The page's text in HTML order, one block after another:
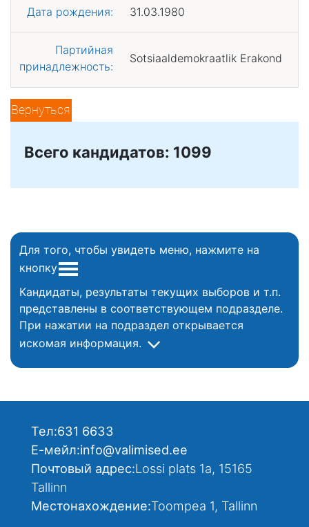
Дата рождения: 31.03.1980
Партийная
принадлежность:
Sotsiaaldemokraatlik Erakond
Вернуться
Всего кандидатов: 1099
Для того, чтобы увидеть меню, нажмите на
кнопку
Кандидаты, результаты текущих выборов и т.п.
представлены в соответствующем подразделе.
При нажатии на подраздел открывается
искомая информация.
Тел:631 6633
Е-мейл:info@valimised.ee
Почтовый адрес:Lossi plats 1a, 15165
Tallinn
Местонахождение:Toompea 1, Tallinn